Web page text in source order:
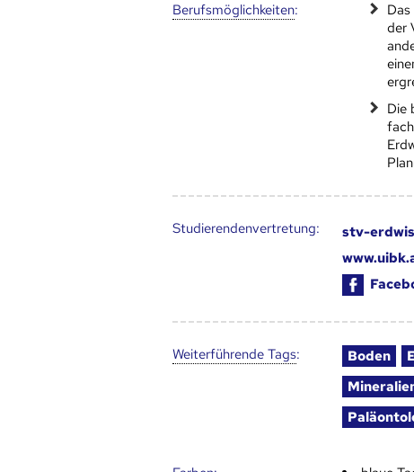
Berufs­möglich­keiten:
der
Die
Studierendenvertretung:
stv-
Weiter­führende Tags: Boden